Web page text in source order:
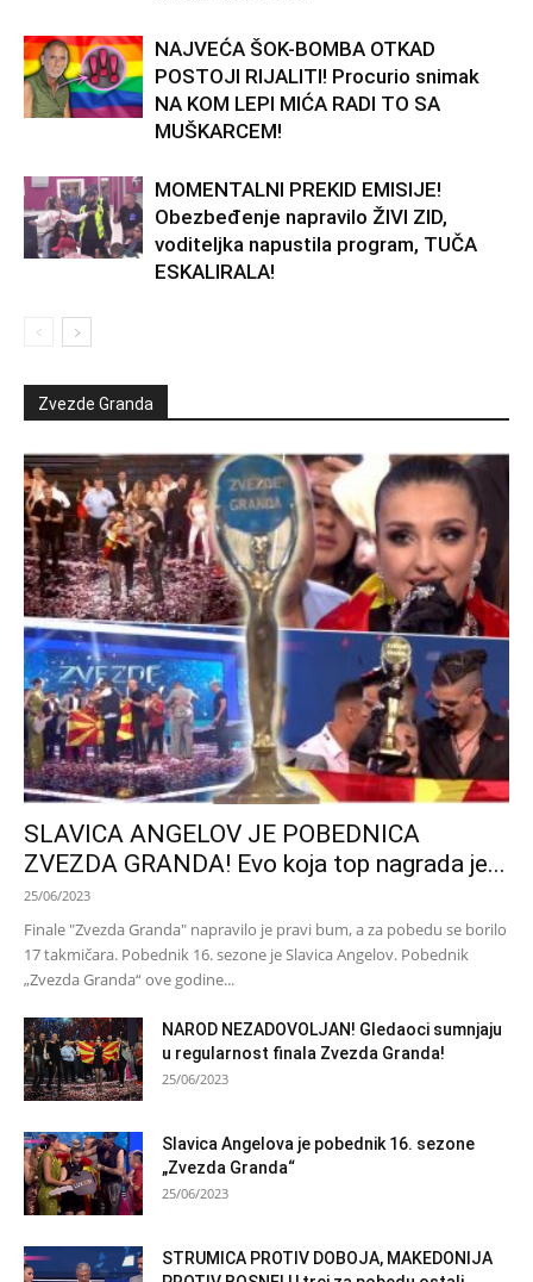
NAJVEĆA ŠOK-BOMBA OTKAD
POSTOJI RIJALITI! Procurio snimak
NA KOM LEPI MIĆA RADI TO SA
MUŠKARCEM!
MOMENTALNI PREKID EMISIJE!
Obezbeđenje napravilo ŽIVI ZID,
voditeljka napustila program, TUČA
ESKALIRALA!
Zvezde Granda
SLAVICA ANGELOV JE POBEDNICA
ZVEZDA GRANDA! Evo koja top nagrada je...
25/06/2023
Finale "Zvezda Granda" napravilo je pravi bum, a za pobedu se borilo
17 takmičara. Pobednik 16. sezone je Slavica Angelov. Pobednik
„Zvezda Granda“ ove godine...
NAROD NEZADOVOLJAN! Gledaoci sumnjaju
u regularnost finala Zvezda Granda!
25/06/2023
Slavica Angelova je pobednik 16. sezone
„Zvezda Granda“
25/06/2023
STRUMICA PROTIV DOBOJA, MAKEDONIJA